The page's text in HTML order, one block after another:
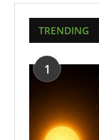
TRENDING
1